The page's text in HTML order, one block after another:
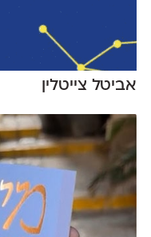
אביטל צייטלין